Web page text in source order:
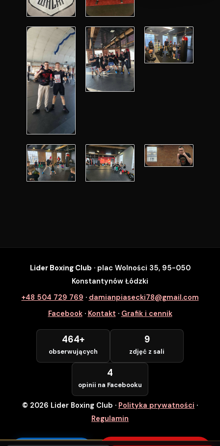
SZYBKI ZAPIS
Zapisz się na wybrane zajęcia
Numer Telefonu *
POTWIERDZAM — WCHODZĘ ZA
DARMO
Lider Boxing Club · plac Wolności 35, 95-050
Konstantynów Łódzki
+48 504 729 769 · damianpiasecki78@gmail.com
Facebook· Kontakt · Grafik i cennik
464+
obserwujących
9
zdjęć z sali
4
opinii na Facebooku
© 2026 Lider Boxing Club · Polityka prywatności ·
Regulamin